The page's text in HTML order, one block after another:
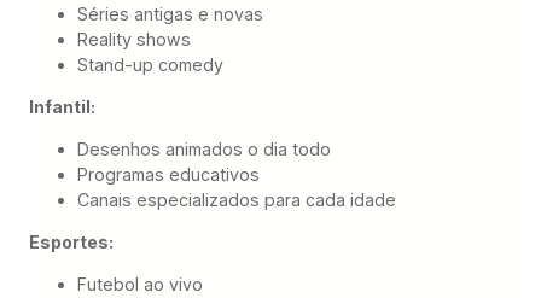
Séries antigas e novas
Reality shows
Stand-up comedy
Infantil:
Desenhos animados o dia todo
Programas educativos
Canais especializados para cada idade
Esportes:
Futebol ao vivo